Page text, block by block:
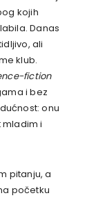
kojih
Danas
ali
klub.
fiction
i bez
onu
i
pitanju, a
početku